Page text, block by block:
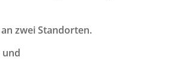
zwei Standorten.
und